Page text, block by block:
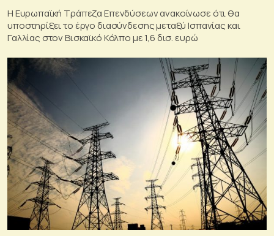
Η Ευρωπαϊκή Τράπεζα Επενδύσεων ανακοίνωσε ότι θα
υποστηρίξει το έργο διασύνδεσης μεταξύ Ισπανίας και
Γαλλίας στον Βισκαϊκό Κόλπο με 1,6 δισ. ευρώ